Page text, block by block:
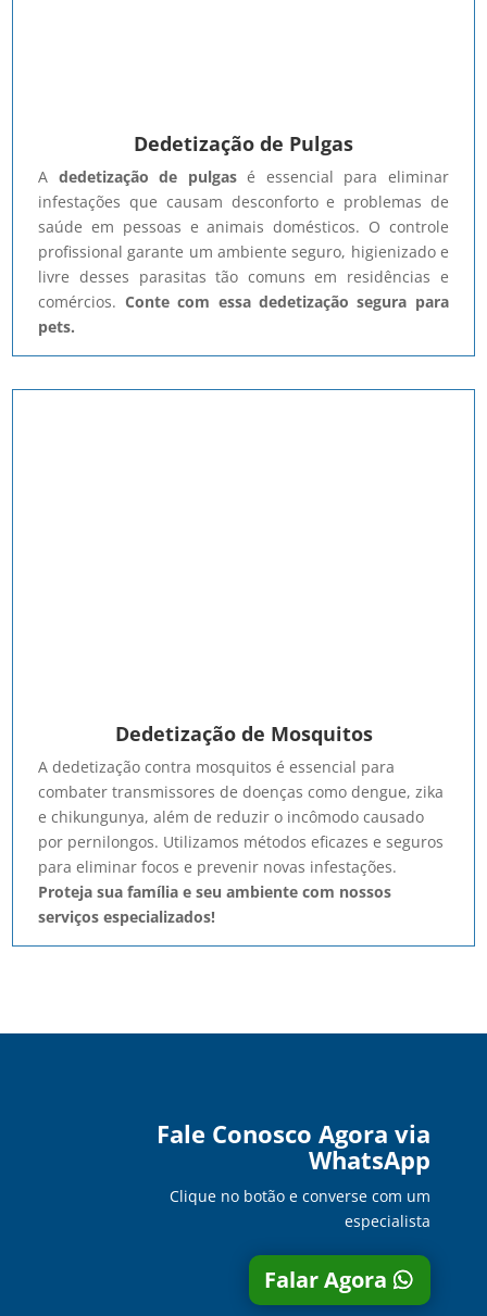
Dedetização de Pulgas
A dedetização de pulgasé essencial para eliminar
infestações que causam desconforto e problemas de
saúde em pessoas e animais domésticos. O controle
profissional garante um ambiente seguro, higienizado e
livre desses parasitas tão comuns em residências e
comércios. Conte com essa dedetização segura para
pets.
Dedetização de Mosquitos
A dedetização contra mosquitos é essencial para
combater transmissores de doenças como dengue, zika
e chikungunya, além de reduzir o incômodo causado
por pernilongos. Utilizamos métodos eficazes e seguros
para eliminar focos e prevenir novas infestações.
Proteja sua família e seu ambiente com nossos
serviços especializados!
Fale Conosco Agora via
WhatsApp
Clique no botão e converse com um
especialista
Falar Agora